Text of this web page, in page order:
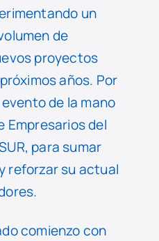
un
de
proyectos
años. Por
de la mano
Empresarios del
para sumar
reforzar su actual
comienzo con